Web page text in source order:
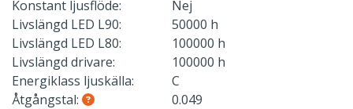
Konstant ljusflöde:
Nej
Livslängd LED L90:
50000 h
Livslängd LED L80:
100000 h
Livslängd drivare:
100000 h
Energiklass ljuskälla:
C
Åtgångstal:
0.049